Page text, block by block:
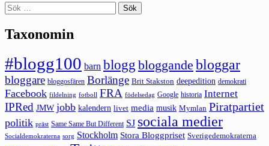
Sök
efter:
Taxonomin
#blogg100 barn blogg bloggande bloggar
bloggare bloggosfären Borlänge Brit Stakston deepedition demokrati
Facebook fildelning fotboll FRA födelsedag Google historia Internet
IPRed JMW jobb kalendern livet media musik Mymlan Piratpartiet
politik präst Same Same But Different SJ sociala medier
Socialdemokraterna sorg Stockholm Stora Bloggpriset Sverigedemokraterna